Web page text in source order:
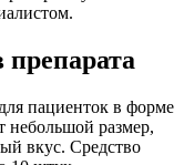
пациенток в форме
небольшой размер,
вкус. Средство